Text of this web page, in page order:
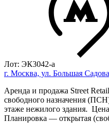
Лот: ЭК3042-a
г. Москва, ул. Большая
Аренда и продажа Street
свободного назначения
этаже нежилого здания.
Планировка — открытая